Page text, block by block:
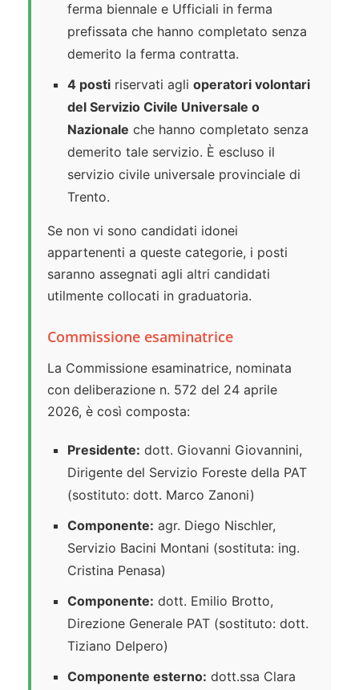
ferma biennale e Ufficiali in ferma
prefissata che hanno completato senza
demerito la ferma contratta.
4 posti riservati agli operatori volontari
del Servizio Civile Universale o
Nazionale che hanno completato senza
demerito tale servizio. È escluso il
servizio civile universale provinciale di
Trento.
Se non vi sono candidati idonei
appartenenti a queste categorie, i posti
saranno assegnati agli altri candidati
utilmente collocati in graduatoria.
Commissione esaminatrice
La Commissione esaminatrice, nominata
con deliberazione n. 572 del 24 aprile
2026, è così composta:
Presidente: dott. Giovanni Giovannini,
Dirigente del Servizio Foreste della PAT
(sostituto: dott. Marco Zanoni)
Componente: agr. Diego Nischler,
Servizio Bacini Montani (sostituta: ing.
Cristina Penasa)
Componente: dott. Emilio Brotto,
Direzione Generale PAT (sostituto: dott.
Tiziano Delpero)
Componente esterno: dott.ssa Clara